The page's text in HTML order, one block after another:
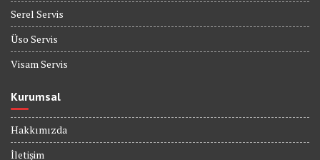
Serel Servis
Üso Servis
Visam Servis
Kurumsal
Hakkımızda
İletişim